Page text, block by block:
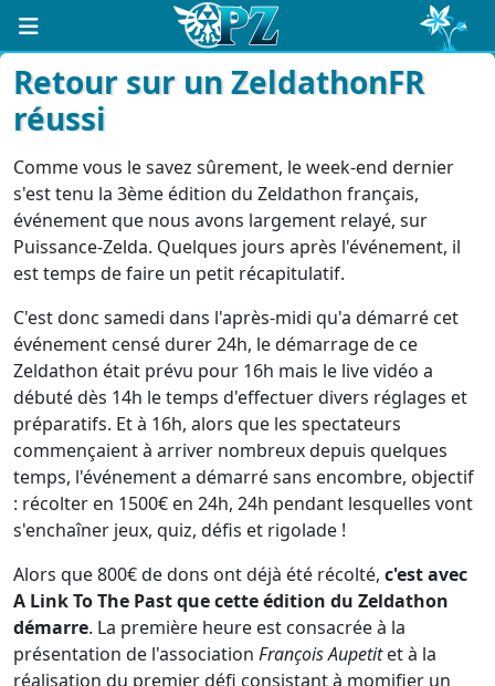
Retour sur un ZeldathonFR
réussi
Comme vous le savez sûrement, le week-end dernier
s'est tenu la 3ème édition du Zeldathon français,
événement que nous avons largement relayé, sur
Puissance-Zelda. Quelques jours après l'événement, il
est temps de faire un petit récapitulatif.
C'est donc samedi dans l'après-midi qu'a démarré cet
événement censé durer 24h, le démarrage de ce
Zeldathon était prévu pour 16h mais le live vidéo a
débuté dès 14h le temps d'effectuer divers réglages et
préparatifs. Et à 16h, alors que les spectateurs
commençaient à arriver nombreux depuis quelques
temps, l'événement a démarré sans encombre, objectif
: récolter en 1500€ en 24h, 24h pendant lesquelles vont
s'enchaîner jeux, quiz, défis et rigolade !
Alors que 800€ de dons ont déjà été récolté, c'est avec
A Link To The Past que cette édition du Zeldathon
démarre. La première heure est consacrée à la
présentation de l'association François Aupetitet à la
réalisation du premier défi consistant à momifier un